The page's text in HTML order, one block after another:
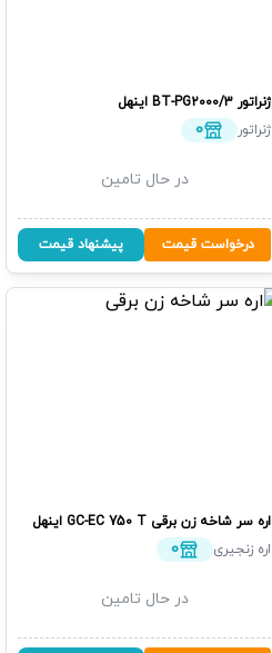
ژنراتور BT-PG2000/3 اینهل
ژنراتور
0
در حال تامین
درخواست قیمت پیشنهاد قیمت
اره سر شاخه زن برقی GC-EC 750 T اینهل
اره زنجیری
0
در حال تامین